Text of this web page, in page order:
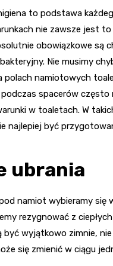
to podstawa
nie zawsze jest
obowiązkowe są
Nie musimy
polach namiotowych
spacerów często
w toaletach. W
najlepiej być
ubrania
namiot wybieramy się
rezygnować z
być wyjątkowo zimnie,
się zmienić w ciągu